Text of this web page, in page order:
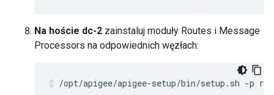
Na hoście dc-2 zainstaluj moduły Routes i Message
Processors na odpowiednich węzłach:
/opt/apigee/apigee-setup/bin/setup.sh -p